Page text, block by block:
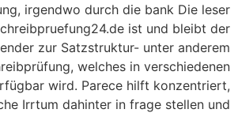
irgendwo durch die bank Die leser
ist und bleibt der
zur Satzstruktur- unter anderem
welches in verschiedenen
wird. Parece hilft konzentriert,
Irrtum dahinter in frage stellen und